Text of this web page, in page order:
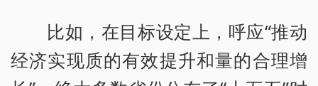
比如，在目标设定上，呼应“推动
经济实现质的有效提升和量的合理增